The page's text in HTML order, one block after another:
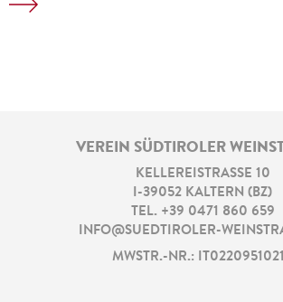
VEREIN SÜDTIROLER
KELLEREISTRASSE 10
I-39052 KALTERN (BZ)
TEL. +39 0471 860 659
INFO@SUEDTIROLER-
MWSTR.-NR.: